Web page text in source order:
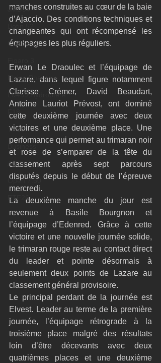
JMD54
Botin 52
Classe 50
Flying Phantom
L&#39;Hydroptère
F18
TF35
Business
AC75
Open 7.50
ETF26
manches construites au cœur de la baie
d’Ajaccio. Des conditions techniques et
changeantes qui ont récompensé les
équipages les plus réguliers.
Erwan Le Draoulec et l’équipage de
Lazare, dans lequel figure notamment
Clarisse Crémer, David Beaudart,
Antoine Lauriot Prévost, ont dominé
cette deuxième journée avec deux
victoires et une deuxième place. Une
performance qui permet au trimaran noir
et rose de s’emparer de la tête du
classement après sept parcours
disputés depuis le début de l’épreuve
mercredi.
La deuxième manche du jour est
revenue à Basile Bourgnon et
l’équipage d’Edenred. Grâce à cette
victoire et une nouvelle journée solide,
le trimaran rouge reste au contact direct
du leader et pointe désormais à
seulement deux points de Lazare au
classement général provisoire.
Le principal perdant de la journée est
Elvest. Leader au terme de la première
journée, l’équipage rétrograde à la
troisième place malgré des résultats
loin d’être décevants avec deux
quatrièmes places et une deuxième